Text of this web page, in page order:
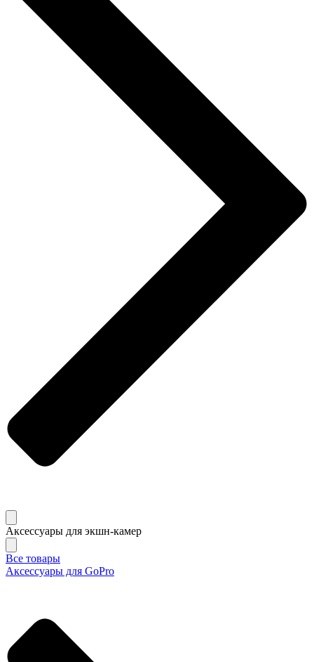
Аксессуары для экшн-камер
Все товары
Аксессуары для GoPro